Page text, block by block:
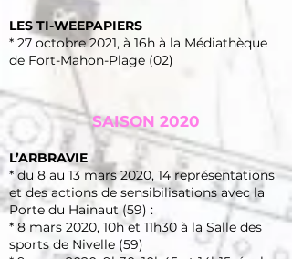
LES TI-WEEPAPIERS
* 27 octobre 2021, à 16h à la Médiathèque
de Fort-Mahon-Plage (02)
SAISON 2020
L’ARBRAVIE
* du 8 au 13 mars 2020, 14 représentations
et des actions de sensibilisations avec la
Porte du Hainaut (59) :
* 8 mars 2020, 10h et 11h30 à la Salle des
sports de Nivelle (59)